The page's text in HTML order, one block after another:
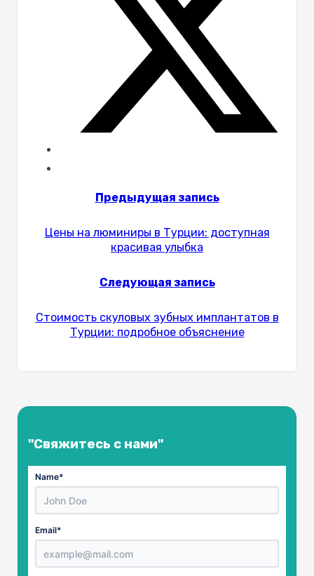
Предыдущая запись
Цены на люминиры в Турции: доступная
красивая улыбка
Следующая запись
Стоимость скуловых зубных имплантатов в
Турции: подробное объяснение
"Свяжитесь с нами"
Name*
Email*